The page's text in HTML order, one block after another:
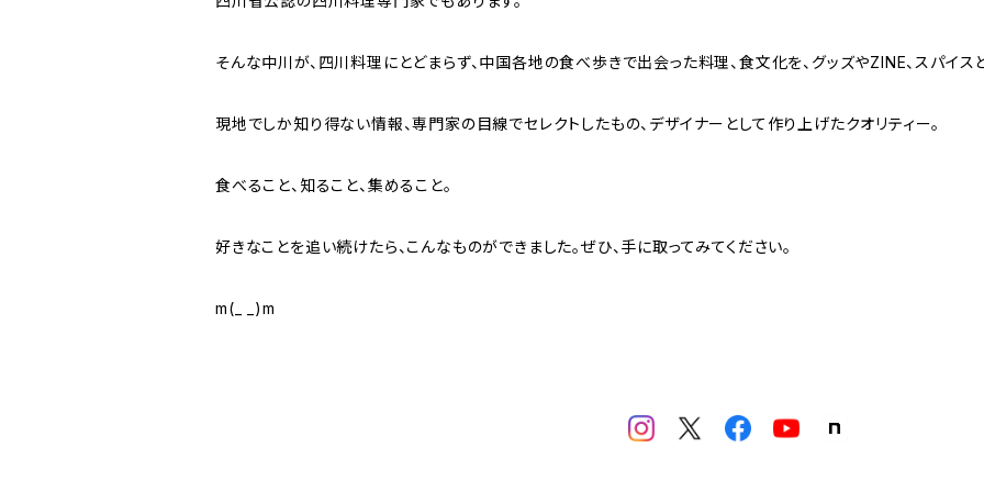
そんな中川が、四川料理にとどまらず、中国各地の食べ歩きで出会った料理、食文化を、グッズやZINE、スパイス
現地でしか知り得ない情報、専門家の目線でセレクトしたもの、デザイナーとして作り上げたクオリティー。
食べること、知ること、集めること。
好きなことを追い続けたら、こんなものができました。ぜひ、手に取ってみてください。
m(_ _)m